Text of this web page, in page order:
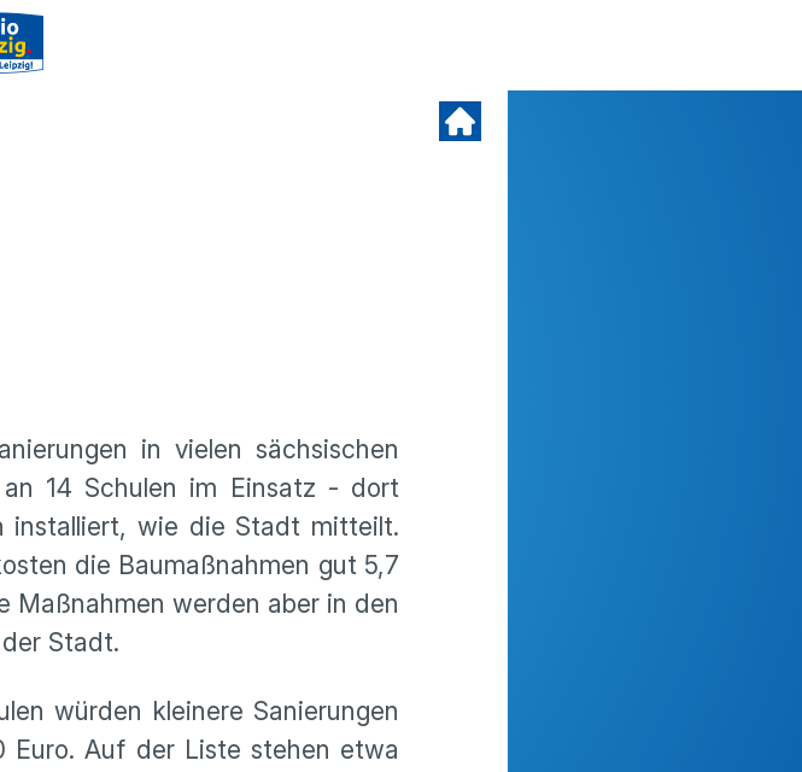
in vielen sächsischen
14 Schulen im Einsatz - dort
installiert, wie die Stadt mitteilt.
die Baumaßnahmen gut 5,7
Maßnahmen werden aber in den
Stadt.
würden kleinere Sanierungen
Auf der Liste stehen etwa